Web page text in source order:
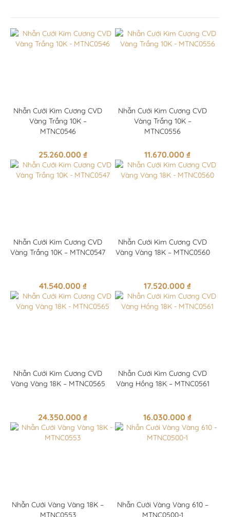
Nhẫn Cưới Kim Cương CVD
Vàng Trắng 10K –
MTNC0546
25.260.000 ₫
Nhẫn Cưới Kim Cương CVD
Vàng Trắng 10K –
MTNC0556
11.670.000 ₫
Nhẫn Cưới Kim Cương CVD
Vàng Trắng 10K – MTNC0547
41.540.000 ₫
Nhẫn Cưới Kim Cương CVD
Vàng Vàng 18K – MTNC0560
17.520.000 ₫
Nhẫn Cưới Kim Cương CVD
Vàng Vàng 18K – MTNC0565
24.350.000 ₫
Nhẫn Cưới Kim Cương CVD
Vàng Hồng 18K – MTNC0561
16.030.000 ₫
Nhẫn Cưới Vàng Vàng 18K –
MTNC0553
Nhẫn Cưới Vàng Vàng 610 –
MTNC0500-1